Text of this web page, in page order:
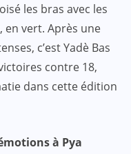
les bras avec les
en vert. Après une
c’est Yadè Bas
contre 18,
dans cette édition
à Pya